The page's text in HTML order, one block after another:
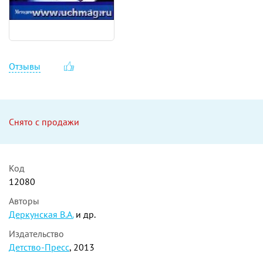
Отзывы
Снято с продажи
Код
12080
Авторы
Деркунская В.А. и др.
Издательство
Детство-Пресс, 2013